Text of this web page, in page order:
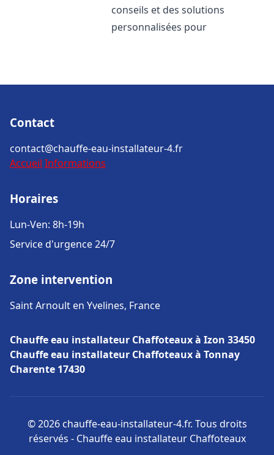
conseils et des solutions
personnalisées pour
Contact
contact@chauffe-eau-installateur-4.fr
Accueil Informations
Horaires
Lun-Ven: 8h-19h
Service d'urgence 24/7
Zone intervention
Saint Arnoult en Yvelines, France
Chauffe eau installateur Chaffoteaux à Izon 33450
Chauffe eau installateur Chaffoteaux à Tonnay
Charente 17430
© 2026 chauffe-eau-installateur-4.fr. Tous droits
réservés - Chauffe eau installateur Chaffoteaux